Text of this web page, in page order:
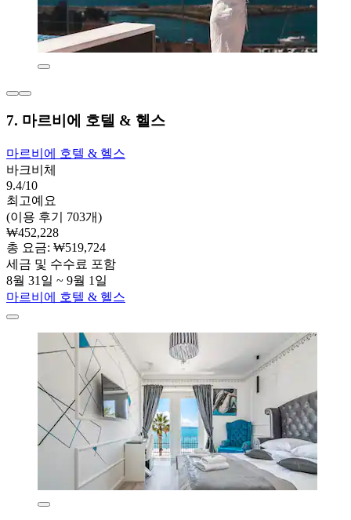
7. 마르비에 호텔 & 헬스
마르비에 호텔 & 헬스
바크비체
9.4/10
최고예요
(이용 후기 703개)
₩452,228
총 요금: ₩519,724
세금 및 수수료 포함
8월 31일 ~ 9월 1일
마르비에 호텔 & 헬스